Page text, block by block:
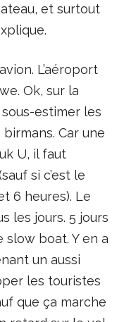
et surtout
L’aéroport
Ok, sur la
sous-estimer les
Car une
U, il faut
si c’est le
6 heures). Le
les jours. 5 jours
slow boat. Y en a
un aussi
les touristes
que ça marche